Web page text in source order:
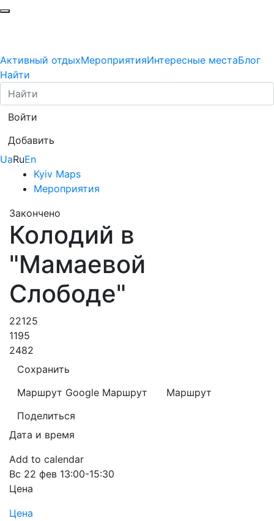
Активный отдыхМероприятияИнтересные местаБлог
Найти
Войти
Добавить
UaRuEn
Kyiv Maps
Мероприятия
Закончено
Колодий в
"Мамаевой
Слободе"
22125
1195
2482
Сохранить
Маршрут Google Маршрут
Маршрут
Поделиться
Дата и время
Add to calendar
Вс 22 фев 13:00-15:30
Цена
Цена